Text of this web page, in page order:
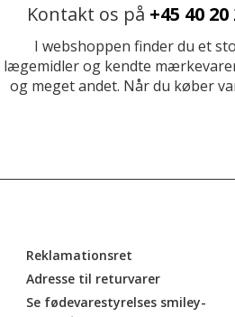
Kontakt os på +45 40 20
I webshoppen finder du et
lægemidler og kendte
og meget andet. Når du køber
Reklamationsret
Adresse til returvarer
Se fødevarestyrelses smiley-